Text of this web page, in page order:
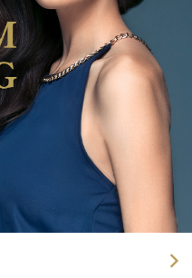
（保管なし）
（保管付き）